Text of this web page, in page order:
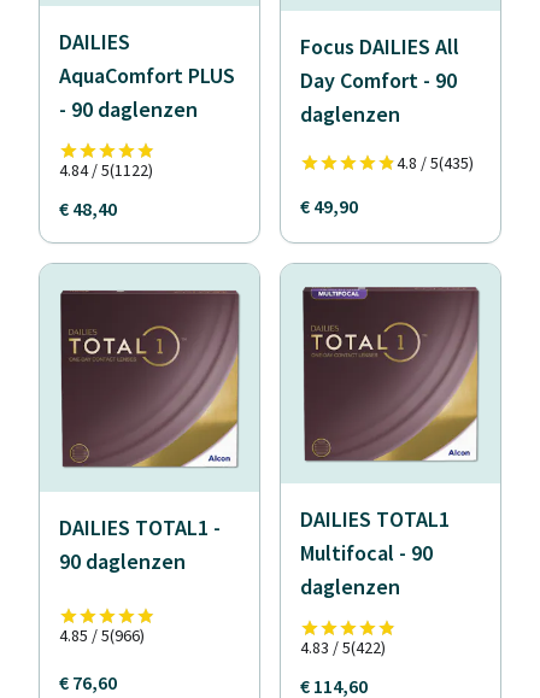
DAILIES
AquaComfort PLUS
- 90 daglenzen
4.84 / 5(1122)
€ 48,40
Focus DAILIES All
Day Comfort - 90
daglenzen
4.8 / 5(435)
€ 49,90
DAILIES TOTAL1 -
90 daglenzen
4.85 / 5(966)
€ 76,60
DAILIES TOTAL1
Multifocal - 90
daglenzen
4.83 / 5(422)
€ 114,60